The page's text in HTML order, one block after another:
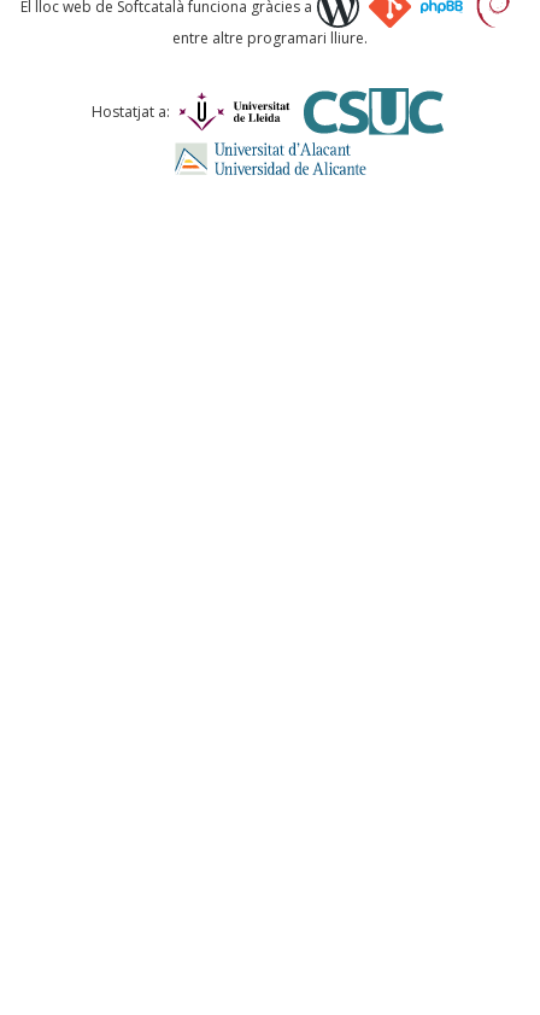
Comentari *
El lloc web de Softcatalà funciona gràcies a
entre altre programari lliure.
Hostatjat a: